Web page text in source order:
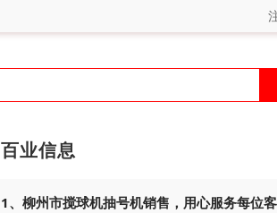
百业信息
1、柳州市搅球机抽号机销售，用心服务每位